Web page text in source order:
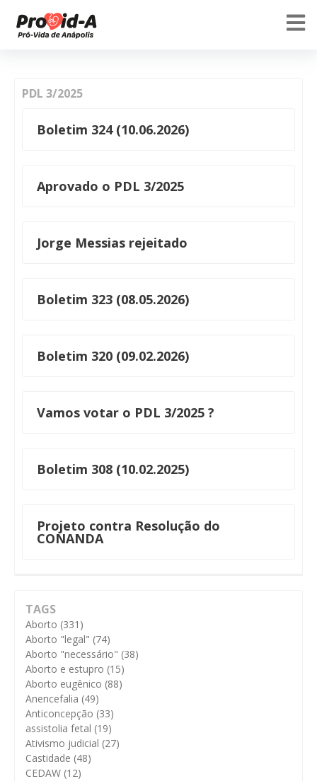
TAGS
Aborto (331)
Aborto "legal" (74)
Aborto "necessário" (38)
Aborto e estupro (15)
Aborto eugênico (88)
Anencefalia (49)
Anticoncepção (33)
assistolia fetal (19)
Ativismo judicial (27)
Castidade (48)
CEDAW (12)
PDL 3/2025
Boletim 324 (10.06.2026)
Aprovado o PDL 3/2025
Jorge Messias rejeitado
Boletim 323 (08.05.2026)
Boletim 320 (09.02.2026)
Vamos votar o PDL 3/2025 ?
Boletim 308 (10.02.2025)
Projeto contra Resolução do
CONANDA